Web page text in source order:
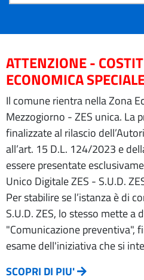
ATTENZIONE -
ECONOMICA
Il comune rientra nella Zona
Mezzogiorno - ZES unica. La
finalizzate al rilascio
all’art. 15 D.L. 124/2023 e
essere presentate
Unico Digitale ZES - S.U.D.
Per stabilire se l’istanza è di
S.U.D. ZES, lo stesso mette
"Comunicazione preventiva",
esame dell'iniziativa che si
SCOPRI DI PIU'